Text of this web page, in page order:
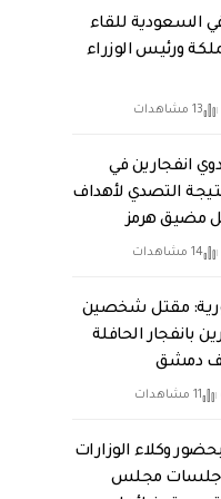
السعودية للقاء
ورئيس الوزراء
13 مشاهدات
دوي انفجارين في
التصدي لأهداف
مضيق هرمز
14 مشاهدات
مقتل شخصين
13 اخرين بانفجار الحافلة
دمشق
11 مشاهدات
وكلاء الوزارات
جلسات مجلس